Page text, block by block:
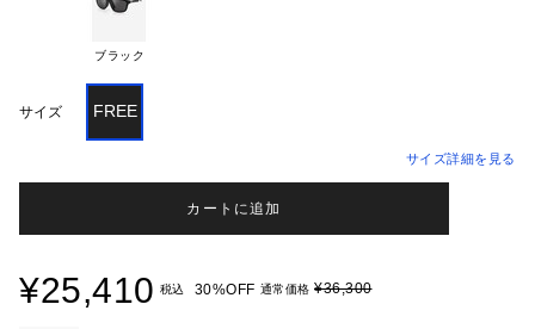
ブラック
サイズ FREE
サイズ詳細を見る
カートに追加
¥25,410 税込 30%OFF 通常価格 ¥36,300